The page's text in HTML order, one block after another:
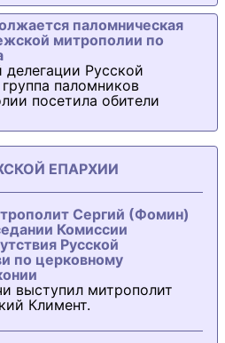
паломническая
митрополии по
Русской
паломников
посетила обители
ЕПАРХИИ
Сергий (Фомин)
Комиссии
Русской
по церковному
выступил митрополит
Климент.